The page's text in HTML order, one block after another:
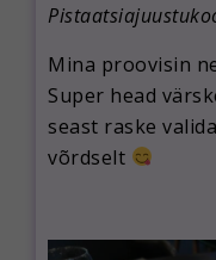
Mina proovisin
Super head
seast raske
võrdselt